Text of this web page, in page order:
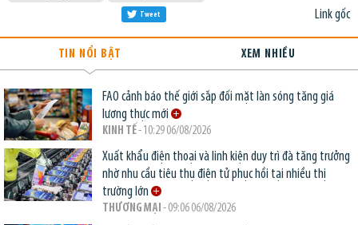
Link gốc
Tweet
TIN NỔI BẬT XEM NHIỀU
FAO cảnh báo thế giới sắp đối mặt làn sóng tăng giá
lương thực mới
KINH TẾ- 10:29 06/08/2026
Xuất khẩu điện thoại và linh kiện duy trì đà tăng trưởng
nhờ nhu cầu tiêu thụ điện tử phục hồi tại nhiều thị
trường lớn
THƯƠNG MẠI - 09:06 06/08/2026